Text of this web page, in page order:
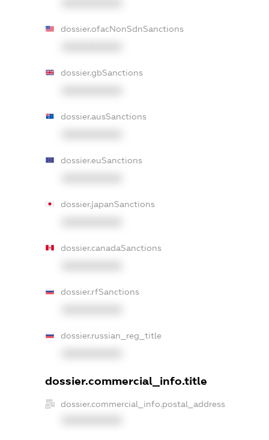
dossier.ofacNonSdnSanctions
dossier.gbSanctions
dossier.ausSanctions
dossier.euSanctions
dossier.japanSanctions
dossier.canadaSanctions
dossier.rfSanctions
dossier.russian_reg_title
dossier.commercial_info.title
dossier.commercial_info.postal_address